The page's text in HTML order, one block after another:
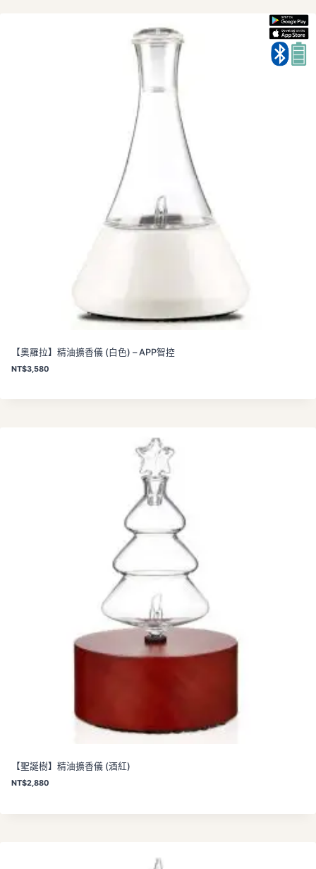
【奧羅拉】精油擴香儀 (白色) – APP智控
NT$3,580
【聖誕樹】精油擴香儀 (酒紅)
NT$2,880